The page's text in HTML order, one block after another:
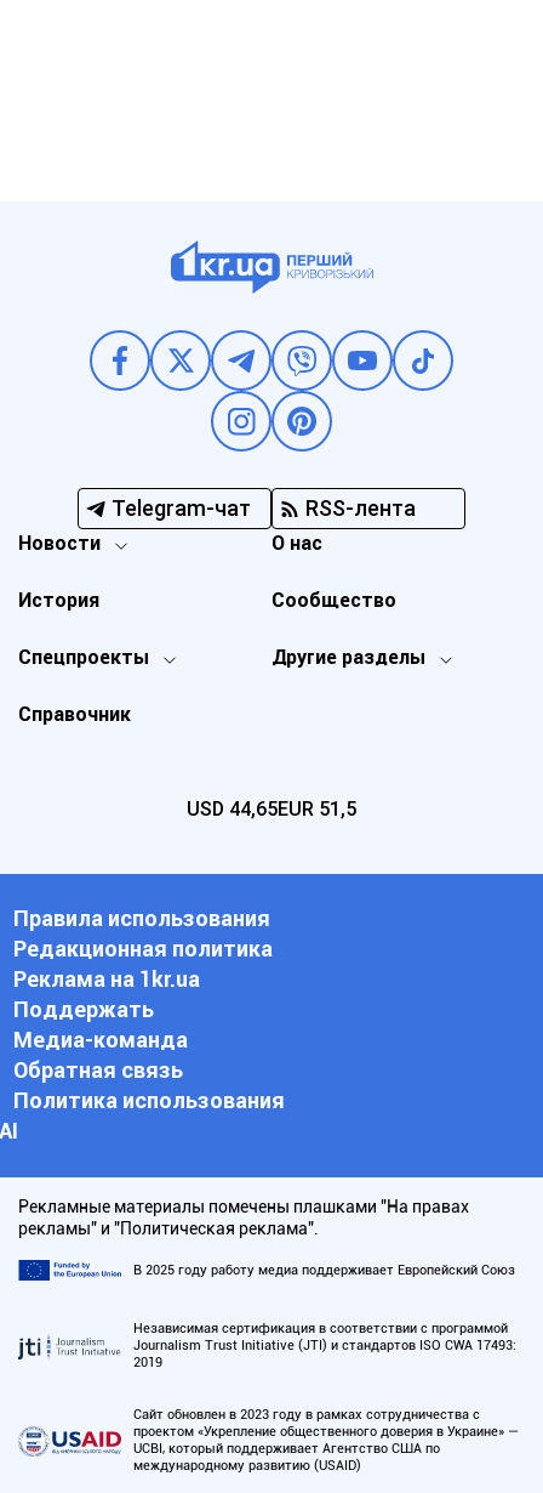
Telegram-чат RSS-лента
Новости
Спецпроекты Другие разделы
История
О нас
Справочник
Сообщество
USD 44,65EUR 51,5
Правила использования
Редакционная политика
Реклама на 1kr.ua
Поддержать
Медиа-команда
Обратная связь
Политика использования
АI
Рекламные материалы помечены плашками "На правах
рекламы" и "Политическая реклама".
В 2025 году работу медиа поддерживает Европейский Союз
Независимая сертификация в соответствии с программой
Journalism Trust Initiative (JTI) и стандартов ISO CWA 17493:
2019
Сайт обновлен в 2023 году в рамках сотрудничества с
проектом «Укрепление общественного доверия в Украине» —
UCBI, который поддерживает Агентство США по
международному развитию (USAID)